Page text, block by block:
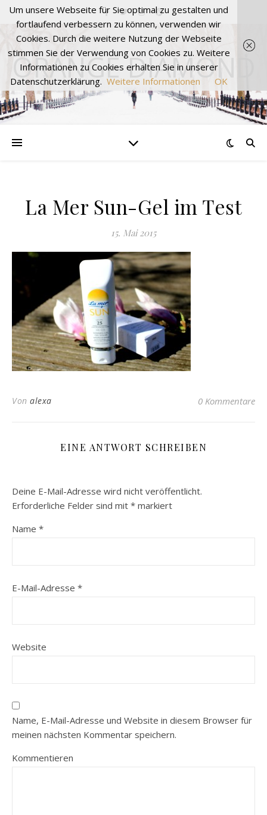
ORANGE DIAMOND
La Mer Sun-Gel im Test
15. Mai 2015
Von alexa 0 Kommentare
EINE ANTWORT SCHREIBEN
Deine E-Mail-Adresse wird nicht veröffentlicht.
Erforderliche Felder sind mit * markiert
Name *
E-Mail-Adresse *
Website
Name, E-Mail-Adresse und Website in diesem Browser für
meinen nächsten Kommentar speichern.
Kommentieren
Um unsere Webseite für Sie optimal zu gestalten und
fortlaufend verbessern zu können, verwenden wir
Cookies. Durch die weitere Nutzung der Webseite
stimmen Sie der Verwendung von Cookies zu. Weitere
Informationen zu Cookies erhalten Sie in unserer
Datenschutzerklärung. Weitere Informationen OK